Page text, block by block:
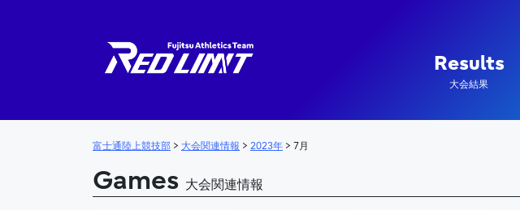
メインナビゲーション
Results
大会結果
富士通陸上競技部 > 大会関連情報 > 2023年 > 7月
Games 大会関連情報